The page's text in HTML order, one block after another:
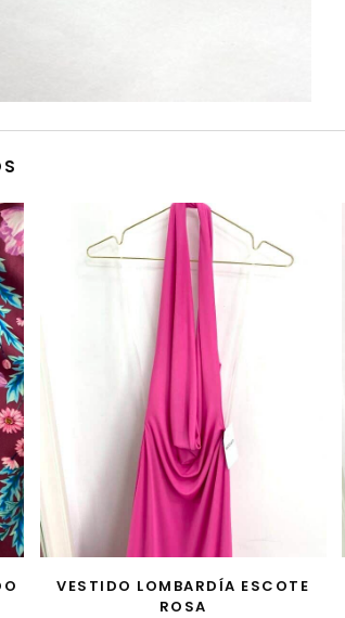
AÑADIR AL CARRITO
VESTIDO LOMBARDÍA ESCOTE
ROSA